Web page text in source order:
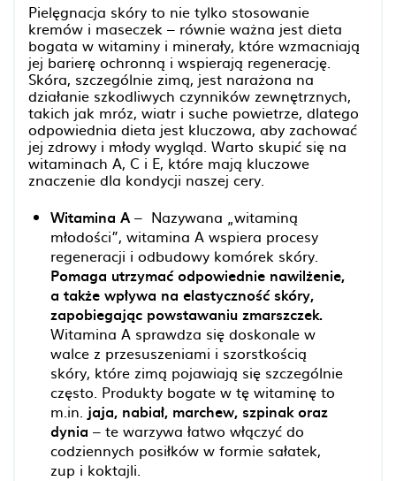
Pielęgnacja skóry to nie tylko stosowanie
kremów i maseczek – równie ważna jest dieta
bogata w witaminy i minerały, które wzmacniają
jej barierę ochronną i wspierają regenerację.
Skóra, szczególnie zimą, jest narażona na
działanie szkodliwych czynników zewnętrznych,
takich jak mróz, wiatr i suche powietrze, dlatego
odpowiednia dieta jest kluczowa, aby zachować
jej zdrowy i młody wygląd. Warto skupić się na
witaminach A, C i E, które mają kluczowe
znaczenie dla kondycji naszej cery.
Witamina A– Nazywana „witaminą
młodości”, witamina A wspiera procesy
regeneracji i odbudowy komórek skóry.
Pomaga utrzymać odpowiednie nawilżenie,
a także wpływa na elastyczność skóry,
zapobiegając powstawaniu zmarszczek.
Witamina A sprawdza się doskonale w
walce z przesuszeniami i szorstkością
skóry, które zimą pojawiają się szczególnie
często. Produkty bogate w tę witaminę to
m.in. jaja, nabiał, marchew, szpinak oraz
dynia – te warzywa łatwo włączyć do
codziennych posiłków w formie sałatek,
zup i koktajli.